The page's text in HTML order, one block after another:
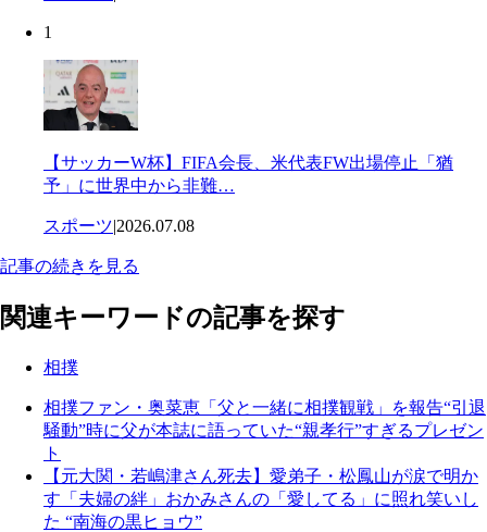
1
【サッカーW杯】FIFA会長、米代表FW出場停止「猶
予」に世界中から非難…
スポーツ|2026.07.08
記事の続きを見る
関連キーワードの記事を探す
相撲
相撲ファン・奥菜恵「父と一緒に相撲観戦」を報告“引退
騒動”時に父が本誌に語っていた“親孝行”すぎるプレゼン
ト
【元大関・若嶋津さん死去】愛弟子・松鳳山が涙で明か
す「夫婦の絆」おかみさんの「愛してる」に照れ笑いし
た “南海の黒ヒョウ”